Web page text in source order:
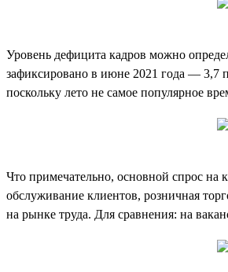
Уровень дефицита кадров можно
зафиксировано в июне 2021 года — 3,7
поскольку лето не самое популярное
Что примечательно, основной спрос на
обслуживание клиентов, розничная
на рынке труда. Для сравнения: на